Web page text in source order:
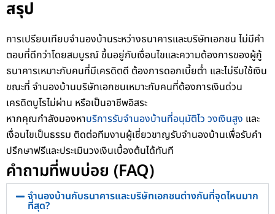
สรุป
การเปรียบเทียบจำนองบ้านระหว่างธนาคารและบริษัทเอกชน ไม่มีคำ
ตอบที่ดีกว่าโดยสมบูรณ์ ขึ้นอยู่กับเงื่อนไขและความต้องการของผู้กู้
ธนาคารเหมาะกับคนที่มีเครดิตดี ต้องการดอกเบี้ยต่ำ และไม่รีบใช้เงิน
ขณะที่ จำนองบ้านบริษัทเอกชนเหมาะกับคนที่ต้องการเงินด่วน
เครดิตบูโรไม่ผ่าน หรือเป็นอาชีพอิสระ
หากคุณกำลังมองหาบริการรับจำนองบ้านที่อนุมัติไว วงเงินสูง และ
เงื่อนไขเป็นธรรม ติดต่อทีมงานผู้เชี่ยวชาญรับจำนองบ้านเพื่อรับคำ
ปรึกษาฟรีและประเมินวงเงินเบื้องต้นได้ทันที
คำถามที่พบบ่อย (FAQ)
จำนองบ้านกับธนาคารและบริษัทเอกชนต่างกันที่จุดไหนมาก
ที่สุด?